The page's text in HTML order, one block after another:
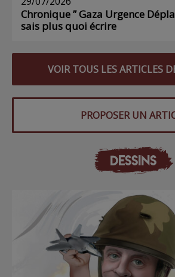
Chronique ” Gaza Urgence
sais plus quoi écrire
VOIR TOUS LES ARTICLES
PROPOSER UN
DESSINS